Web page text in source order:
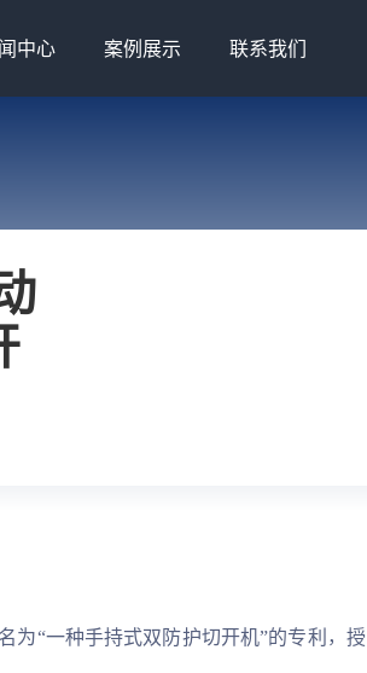
中心 案例展示 联系我们
“一种手持式双防护切开机”的专利，授